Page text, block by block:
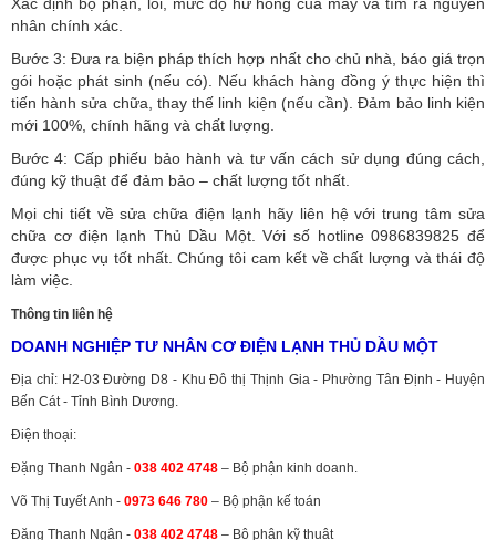
Xác định bộ phận, lỗi, mức độ hư hỏng của máy và tìm ra nguyên
nhân chính xác.
Bước 3: Đưa ra biện pháp thích hợp nhất cho chủ nhà, báo giá trọn
gói hoặc phát sinh (nếu có). Nếu khách hàng đồng ý thực hiện thì
tiến hành sửa chữa, thay thế linh kiện (nếu cần). Đảm bảo linh kiện
mới 100%, chính hãng và chất lượng.
Bước 4: Cấp phiếu bảo hành và tư vấn cách sử dụng đúng cách,
đúng kỹ thuật để đảm bảo – chất lượng tốt nhất.
Mọi chi tiết về sửa chữa điện lạnh hãy liên hệ với trung tâm sửa
chữa cơ điện lạnh Thủ Dầu Một. Với số hotline 0986839825 để
được phục vụ tốt nhất. Chúng tôi cam kết về chất lượng và thái độ
làm việc.
Thông tin liên hệ
DOANH NGHIỆP TƯ NHÂN CƠ ĐIỆN LẠNH THỦ DẦU MỘT
Địa chỉ: H2-03 Đường D8 - Khu Đô thị Thịnh Gia - Phường Tân Định - Huyện
Bến Cát - Tỉnh Bình Dương.
Điện thoại:
Đặng Thanh Ngân - 038 402 4748 – Bộ phận kinh doanh.
Võ Thị Tuyết Anh - 0973 646 780 – Bộ phận kế toán
Đặng Thanh Ngân - 038 402 4748 – Bộ phận kỹ thuật